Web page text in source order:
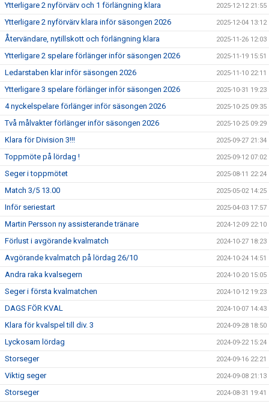
Ytterligare 2 nyförvärv och 1 förlängning klara 2025-12-12 21:55
Ytterligare 2 nyförvärv klara inför säsongen 2026 2025-12-04 13:12
Återvändare, nytillskott och förlängning klara 2025-11-26 12:03
Ytterligare 2 spelare förlänger inför säsongen 2026 2025-11-19 15:51
Ledarstaben klar inför säsongen 2026 2025-11-10 22:11
Ytterligare 3 spelare förlänger inför säsongen 2026 2025-10-31 19:23
4 nyckelspelare förlänger inför säsongen 2026 2025-10-25 09:35
Två målvakter förlänger inför säsongen 2026 2025-10-25 09:29
Klara för Division 3!!! 2025-09-27 21:34
Toppmöte på lördag ! 2025-09-12 07:02
Seger i toppmötet 2025-08-11 22:24
Match 3/5 13.00 2025-05-02 14:25
Inför seriestart 2025-04-03 17:57
Martin Persson ny assisterande tränare 2024-12-09 22:10
Förlust i avgörande kvalmatch 2024-10-27 18:23
Avgörande kvalmatch på lördag 26/10 2024-10-24 14:51
Andra raka kvalsegern 2024-10-20 15:05
Seger i första kvalmatchen 2024-10-12 19:23
DAGS FÖR KVAL 2024-10-07 14:43
Klara för kvalspel till div. 3 2024-09-28 18:50
Lyckosam lördag 2024-09-22 15:24
Storseger 2024-09-16 22:21
Viktig seger 2024-09-08 21:13
Storseger 2024-08-31 19:41